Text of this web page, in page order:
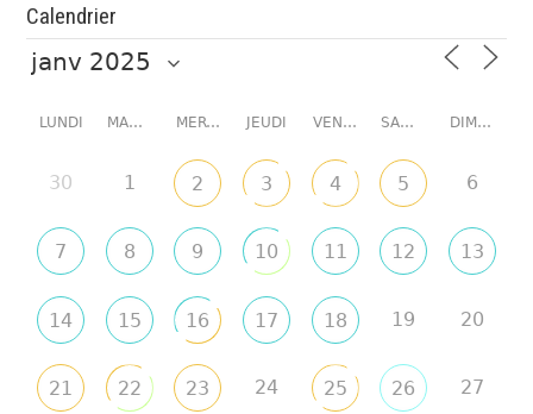
Calendrier
LUNDI MARDI MERCREDI JEUDI VENDREDI SAMEDI DIMANCHE
30 1 2 3 4 5 6
7 8 9 10 11 12 13
14 15 16 17 18 19 20
21 22 23 24 25 26 27